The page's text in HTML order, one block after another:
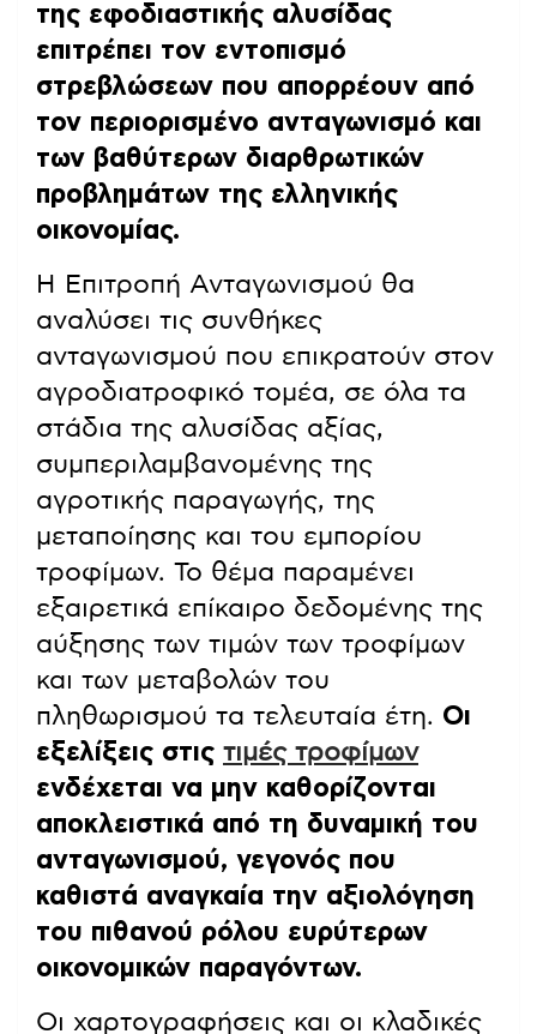
της εφοδιαστικής αλυσίδας
επιτρέπει τον εντοπισμό
στρεβλώσεων που απορρέουν από
τον περιορισμένο ανταγωνισμό και
των βαθύτερων διαρθρωτικών
προβλημάτων της ελληνικής
οικονομίας.
Η Επιτροπή Ανταγωνισμού θα
αναλύσει τις συνθήκες
ανταγωνισμού που επικρατούν στον
αγροδιατροφικό τομέα, σε όλα τα
στάδια της αλυσίδας αξίας,
συμπεριλαμβανομένης της
αγροτικής παραγωγής, της
μεταποίησης και του εμπορίου
τροφίμων. Το θέμα παραμένει
εξαιρετικά επίκαιρο δεδομένης της
αύξησης των τιμών των τροφίμων
και των μεταβολών του
πληθωρισμού τα τελευταία έτη. Οι
εξελίξεις στις τιμές τροφίμων
ενδέχεται να μην καθορίζονται
αποκλειστικά από τη δυναμική του
ανταγωνισμού, γεγονός που
καθιστά αναγκαία την αξιολόγηση
του πιθανού ρόλου ευρύτερων
οικονομικών παραγόντων.
Οι χαρτογραφήσεις και οι κλαδικές